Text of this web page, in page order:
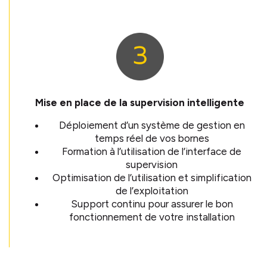
Mise en place de la supervision intelligente
Déploiement d’un système de gestion en
temps réel de vos bornes
Formation à l’utilisation de l’interface de
supervision
Optimisation de l’utilisation et simplification
de l’exploitation
Support continu pour assurer le bon
fonctionnement de votre installation